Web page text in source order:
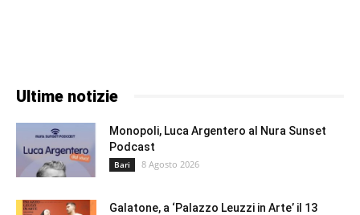
Ultime notizie
Monopoli, Luca Argentero al Nura Sunset
Podcast
Bari 8 Agosto 2026
Galatone, a ‘Palazzo Leuzzi in Arte’ il 13